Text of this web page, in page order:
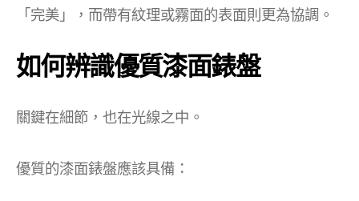
「完美」，而帶有紋理或霧面的表面則更為協調。
如何辨識優質漆面錶盤
關鍵在細節，也在光線之中。
優質的漆面錶盤應該具備：